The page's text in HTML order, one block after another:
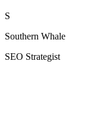
S
Southern Whale
SEO Strategist